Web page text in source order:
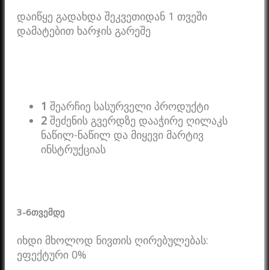
დაიწყე გადახდა შეკვეთიდან 1 თვეში
დამატებით ხარჯის გარეშე
1 შეარჩიე სასურველი პროდუქტი
2 შეძენის გვერდზე დააჭირე ღილაკს
ნაწილ-ნაწილ და მიყევი მარტივ
ინსტრუქციას
3-6თვემდე
იხდი მხოლოდ ნივთის ღირებულებას:
ეფექტური 0%